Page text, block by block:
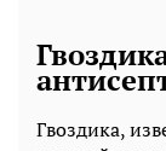
Гвоздика,